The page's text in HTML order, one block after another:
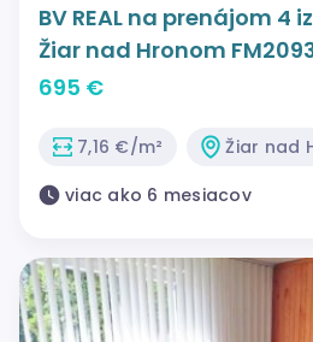
BV REAL na prenájom 4
Žiar nad Hronom
695 €
7,16 €/m²
Žiar nad
viac ako 6 mesiacov